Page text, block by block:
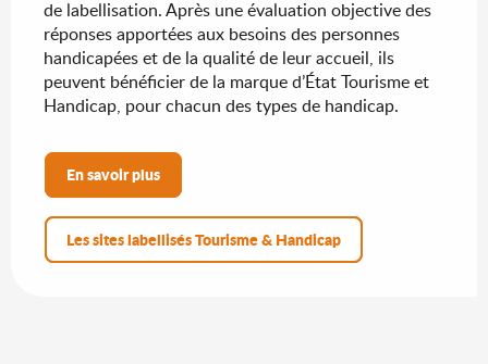
de labellisation. Après une évaluation objective des
réponses apportées aux besoins des personnes
handicapées et de la qualité de leur accueil, ils
peuvent bénéficier de la marque d’État Tourisme et
Handicap, pour chacun des types de handicap.
En savoir plus
Les sites labellisés Tourisme & Handicap